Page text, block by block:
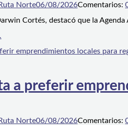
Norte06/08/2026Comentarios:
Cortés, destacó que la
a preferir
Norte06/08/2026Comentarios: